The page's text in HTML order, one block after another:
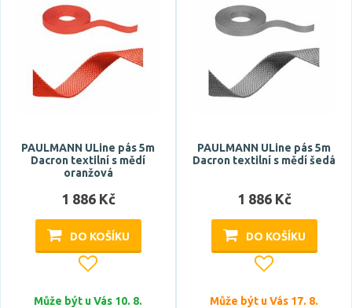
PAULMANN ULine pás 5m
Dacron textilní s mědí
oranžová
1 886 Kč
DO KOŠÍKU
Může být u Vás 10. 8.
PAULMANN ULine pás 5m
Dacron textilní s mědí šedá
1 886 Kč
DO KOŠÍKU
Může být u Vás 17. 8.